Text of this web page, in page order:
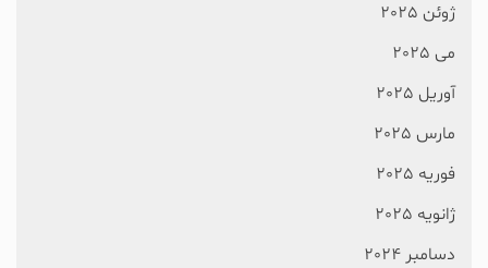
ژوئن 2025
می 2025
آوریل 2025
مارس 2025
فوریه 2025
ژانویه 2025
دسامبر 2024